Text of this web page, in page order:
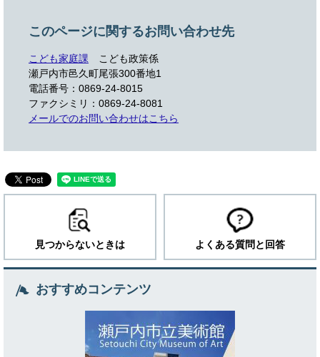
このページに関するお問い合わせ先
こども家庭課
こども政策係
瀬戸内市邑久町尾張300番地1
電話番号：0869-24-8015
ファクシミリ：0869-24-8081
メールでのお問い合わせはこちら
見つからないときは よくある質問と回答
おすすめコンテンツ